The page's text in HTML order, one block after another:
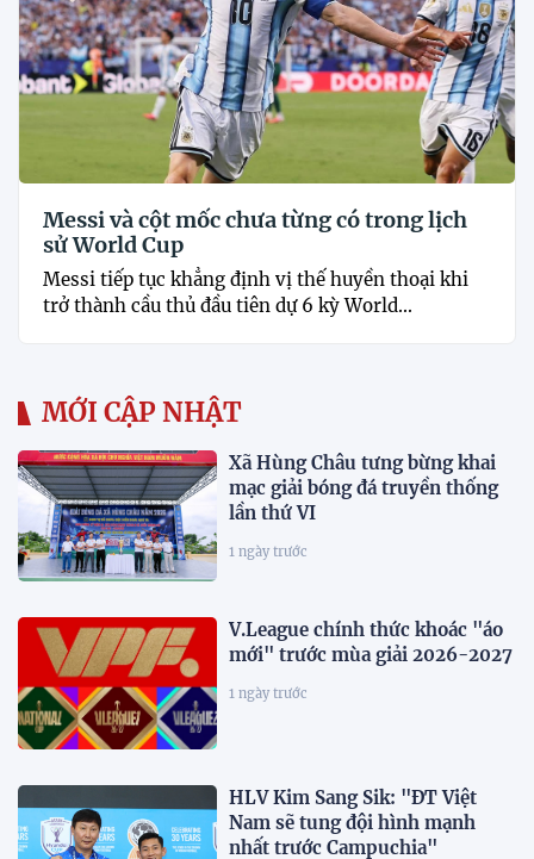
Messi và cột mốc chưa từng có trong lịch
sử World Cup
Messi tiếp tục khẳng định vị thế huyền thoại khi
trở thành cầu thủ đầu tiên dự 6 kỳ World...
MỚI CẬP NHẬT
Xã Hùng Châu tưng bừng khai
mạc giải bóng đá truyền thống
lần thứ VI
1 ngày trước
V.League chính thức khoác "áo
mới" trước mùa giải 2026-2027
1 ngày trước
HLV Kim Sang Sik: "ĐT Việt
Nam sẽ tung đội hình mạnh
nhất trước Campuchia"